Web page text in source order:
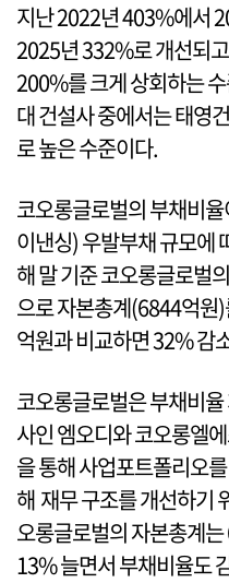
지난 2022년 403%에서
2025년 332%로 개선되
200%를 크게 상회하는
대 건설사 중에서는 태영
로 높은 수준이다.
코오롱글로벌의 부채비
이낸싱) 우발부채 규모에
해 말 기준 코오롱글로벌
으로 자본총계(6844억원
억원과 비교하면 32% 감
코오롱글로벌은 부채비
사인 엠오디와 코오롱엘
을 통해 사업포트폴리오
해 재무 구조를 개선하기
오롱글로벌의 자본총계
13% 늘면서 부채비율도